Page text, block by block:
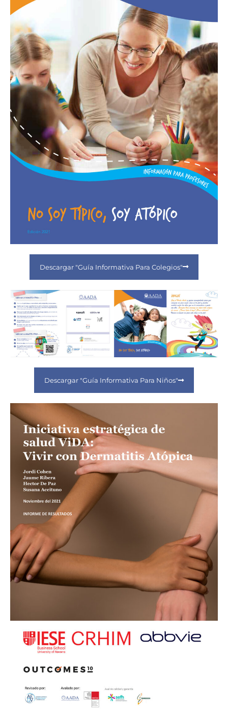
Descargar "Guía Informativa Para Colegios"
Descargar "Guía Informativa Para Niños"